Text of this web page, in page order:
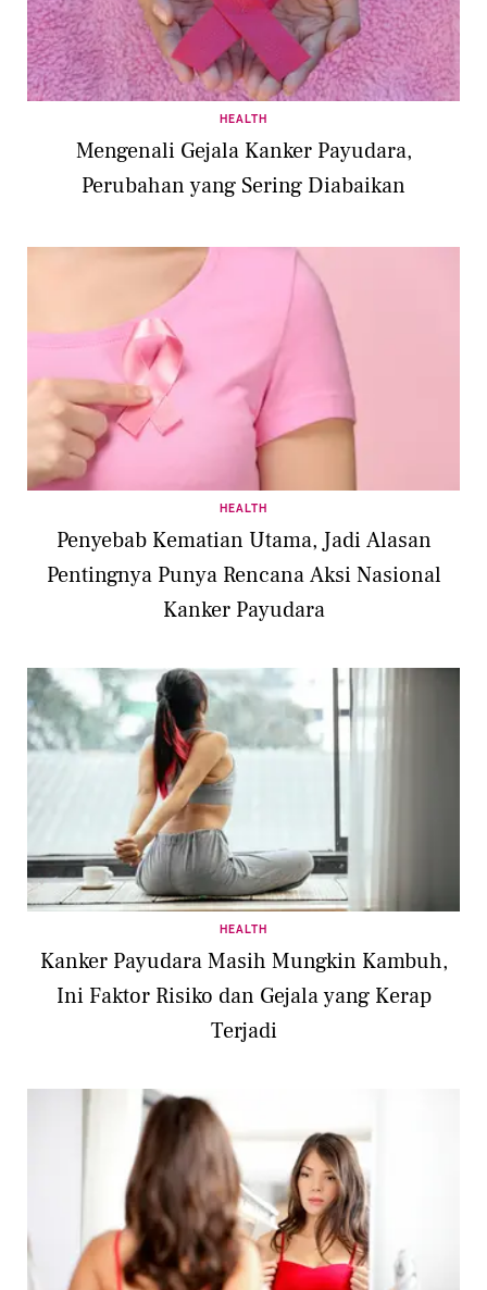
HEALTH
Mengenali Gejala Kanker Payudara,
Perubahan yang Sering Diabaikan
HEALTH
Penyebab Kematian Utama, Jadi Alasan
Pentingnya Punya Rencana Aksi Nasional
Kanker Payudara
HEALTH
Kanker Payudara Masih Mungkin Kambuh,
Ini Faktor Risiko dan Gejala yang Kerap
Terjadi